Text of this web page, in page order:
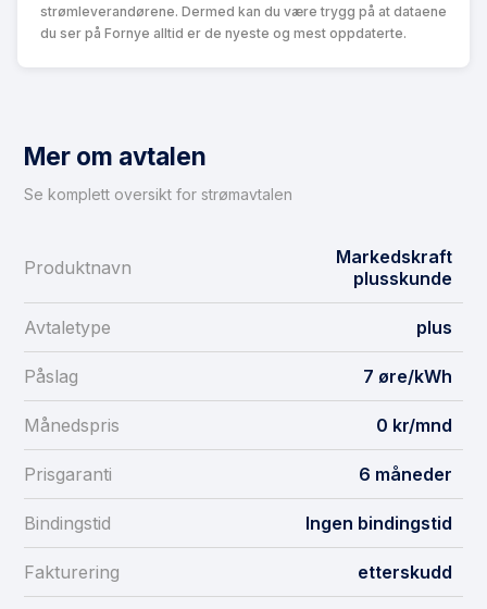
strømleverandørene. Dermed kan du være trygg på at dataene
du ser på Fornye alltid er de nyeste og mest oppdaterte.
Mer om avtalen
Se komplett oversikt for strømavtalen
Produktnavn
Markedskraft
plusskunde
Avtaletype plus
Påslag 7 øre/kWh
Månedspris 0 kr/mnd
Prisgaranti 6 måneder
Bindingstid Ingen bindingstid
Fakturering etterskudd